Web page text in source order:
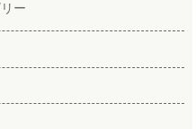
ー